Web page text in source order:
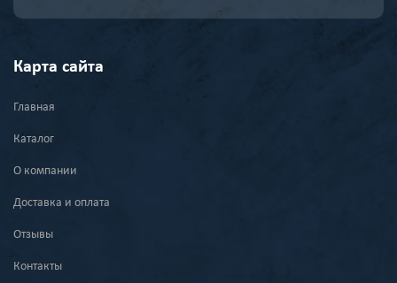
Карта сайта
Главная
Каталог
О компании
Доставка и оплата
Отзывы
Контакты